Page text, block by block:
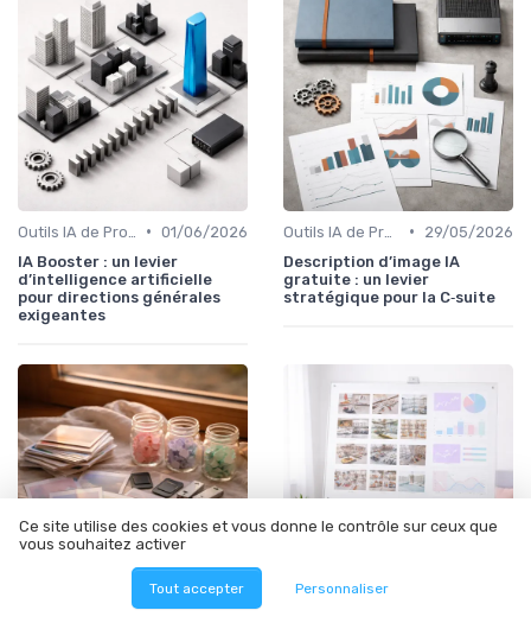
• 01/06/2026
IA Booster : un levier
d’intelligence artificielle
pour directions générales
exigeantes
•
29/05/2026
Description d’image IA
gratuite : un levier
stratégique pour la C‑suite
• 29/05/2026
Ce site utilise des cookies et vous donne le contrôle sur ceux que
vous souhaitez activer
Tout accepter Personnaliser